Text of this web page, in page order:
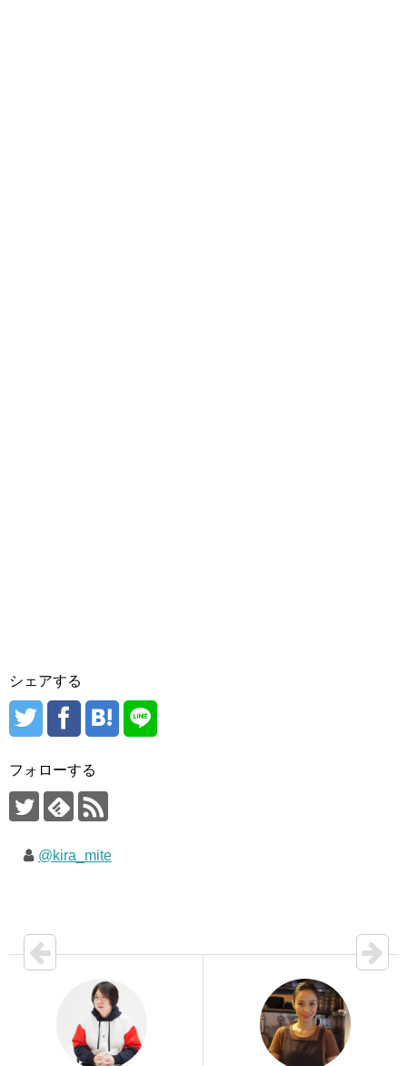
シェアする
フォローする
@kira_mite